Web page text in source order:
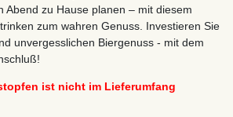
Abend zu Hause planen – mit diesem
zum wahren Genuss. Investieren Sie
unvergesslichen Biergenuss - mit dem
ist nicht im Lieferumfang